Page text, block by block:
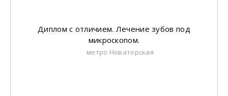
Диплом с отличием. Лечение зубов под
микроскопом.
метро Новаторская